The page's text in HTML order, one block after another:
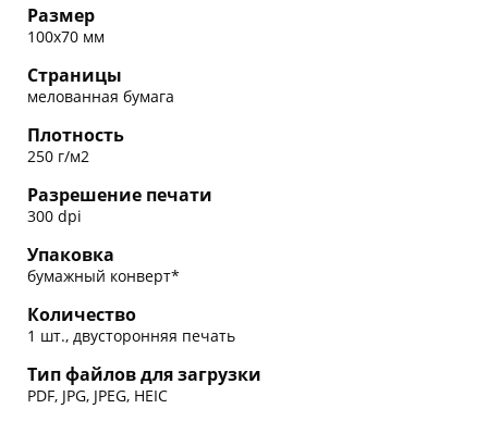
Размер
100х70 мм
Страницы
мелованная бумага
Плотность
250 г/м2
Разрешение печати
300 dpi
Упаковка
бумажный конверт*
Количество
1 шт., двусторонняя печать
Тип файлов для загрузки
PDF, JPG, JPEG, HEIC